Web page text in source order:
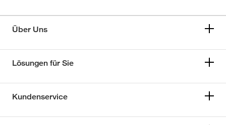
Über Uns
Lösungen für Sie
Kundenservice